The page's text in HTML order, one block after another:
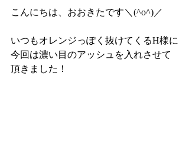
こんにちは、おおきたです＼(^o^)／
いつもオレンジっぽく抜けてくるH様に
今回は濃い目のアッシュを入れさせて
頂きました！